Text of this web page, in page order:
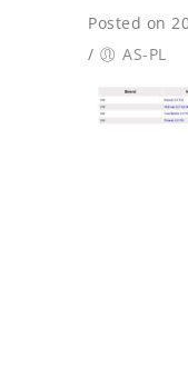
Posted on
/
AS-PL